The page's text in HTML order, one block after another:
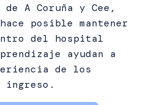
A Coruña y Cee,
posible mantener
del hospital
ayudan a
de los
ingreso.